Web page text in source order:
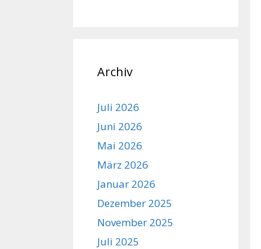
Archiv
Juli 2026
Juni 2026
Mai 2026
März 2026
Januar 2026
Dezember 2025
November 2025
Juli 2025